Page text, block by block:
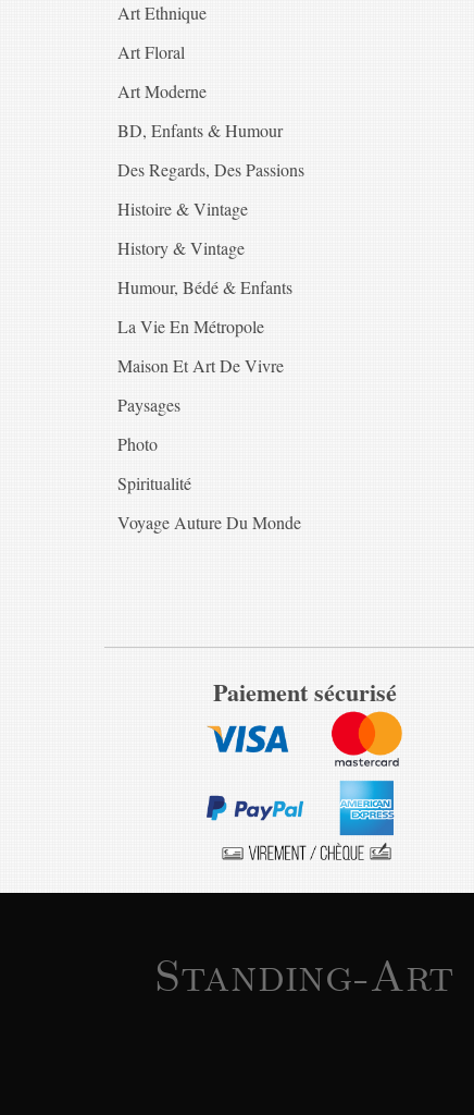
Art Ethnique
Art Floral
Art Moderne
BD, Enfants & Humour
Des Regards, Des Passions
Histoire & Vintage
History & Vintage
Humour, Bédé & Enfants
La Vie En Métropole
Maison Et Art De Vivre
Paysages
Photo
Spiritualité
Voyage Auture Du Monde
Paiement sécurisé
Standing-Art